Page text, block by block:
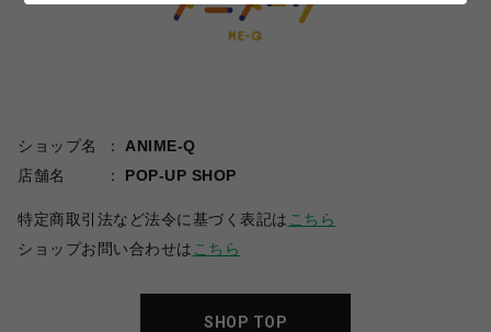
ショップ名
ANIME-Q
店舗名
POP-UP SHOP
特定商取引法など法令に基づく表記は こちら
ショップお問い合わせは こちら
SHOP TOP